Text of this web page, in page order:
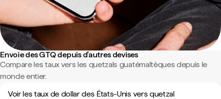
Envoie des GTQ depuis d'autres devises
Compare les taux vers les quetzals guatémaltèques depuis le
monde entier.
Voir les taux de dollar des États-Unis vers quetzal